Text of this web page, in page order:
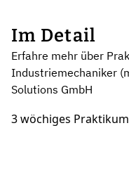
Im Detail
Erfahre mehr über
Industriemechaniker
Solutions GmbH
3 wöchiges Praktikum